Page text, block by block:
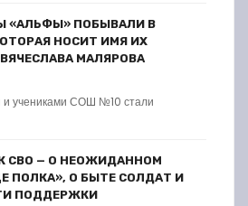
«АЛЬФЫ» ПОБЫВАЛИ В
НОСИТ ИМЯ ИХ
МАЛЯРОВА
и учениками СОШ №10 стали
СВО — О НЕОЖИДАННОМ
ПОЛКА», О БЫТЕ СОЛДАТ И
ПОДДЕРЖКИ